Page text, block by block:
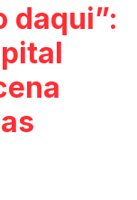
daqui”: